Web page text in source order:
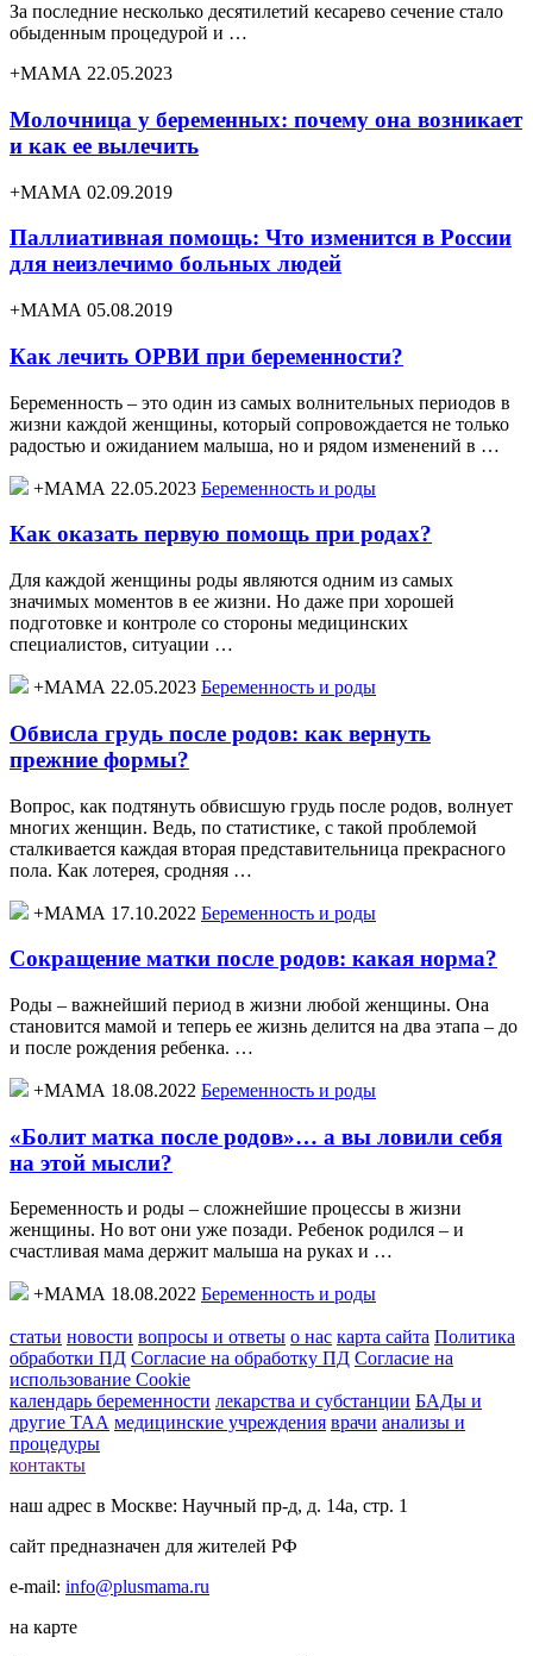
За последние несколько десятилетий кесарево сечение стало
обыденным процедурой и …
+МАМА 22.05.2023
Молочница у беременных: почему она возникает
и как ее вылечить
+МАМА 02.09.2019
Паллиативная помощь: Что изменится в России
для неизлечимо больных людей
+МАМА 05.08.2019
Как лечить ОРВИ при беременности?
Беременность – это один из самых волнительных периодов в
жизни каждой женщины, который сопровождается не только
радостью и ожиданием малыша, но и рядом изменений в …
+МАМА 22.05.2023 Беременность и роды
Как оказать первую помощь при родах?
Для каждой женщины роды являются одним из самых
значимых моментов в ее жизни. Но даже при хорошей
подготовке и контроле со стороны медицинских
специалистов, ситуации …
+МАМА 22.05.2023 Беременность и роды
Обвисла грудь после родов: как вернуть
прежние формы?
Вопрос, как подтянуть обвисшую грудь после родов, волнует
многих женщин. Ведь, по статистике, с такой проблемой
сталкивается каждая вторая представительница прекрасного
пола. Как лотерея, сродняя …
+МАМА 17.10.2022 Беременность и роды
Сокращение матки после родов: какая норма?
Роды – важнейший период в жизни любой женщины. Она
становится мамой и теперь ее жизнь делится на два этапа – до
и после рождения ребенка. …
+МАМА 18.08.2022 Беременность и роды
«Болит матка после родов»… а вы ловили себя
на этой мысли?
Беременность и роды – сложнейшие процессы в жизни
женщины. Но вот они уже позади. Ребенок родился – и
счастливая мама держит малыша на руках и …
+МАМА 18.08.2022 Беременность и роды
статьи новости вопросы и ответы о нас карта сайта Политика
обработки ПД Согласие на обработку ПД Согласие на
использование Cookie
календарь беременности лекарства и субстанции БАДы и
другие ТАА медицинские учреждения врачи анализы и
процедуры
контакты
наш адрес в Москве: Научный пр-д, д. 14а, стр. 1
сайт предназначен для жителей РФ
e-mail: info@plusmama.ru
на карте